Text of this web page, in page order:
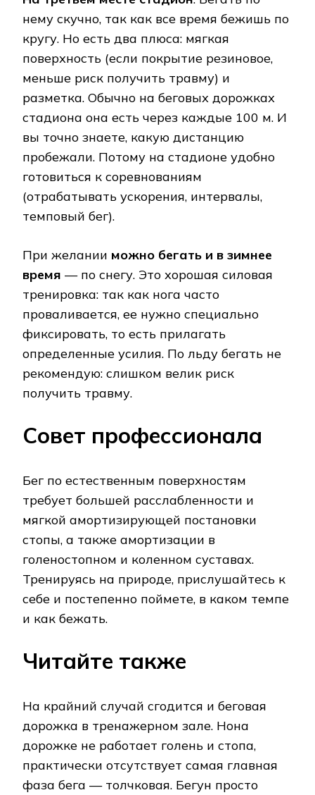
нему скучно, так как все время бежишь по
кругу. Но есть два плюса: мягкая
поверхность (если покрытие резиновое,
меньше риск получить травму) и
разметка. Обычно на беговых дорожках
стадиона она есть через каждые 100 м. И
вы точно знаете, какую дистанцию
пробежали. Потому на стадионе удобно
готовиться к соревнованиям
(отрабатывать ускорения, интервалы,
темповый бег).
При желании можно бегать и в зимнее
время — по снегу. Это хорошая силовая
тренировка: так как нога часто
проваливается, ее нужно специально
фиксировать, то есть прилагать
определенные усилия. По льду бегать не
рекомендую: слишком велик риск
получить травму.
Совет профессионала
Бег по естественным поверхностям
требует большей расслабленности и
мягкой амортизирующей постановки
стопы, а также амортизации в
голеностопном и коленном суставах.
Тренируясь на природе, прислушайтесь к
себе и постепенно поймете, в каком темпе
и как бежать.
Читайте также
На крайний случай сгодится и беговая
дорожка в тренажерном зале. Нона
дорожке не работает голень и стопа,
практически отсутствует самая главная
фаза бега — толчковая. Бегун просто